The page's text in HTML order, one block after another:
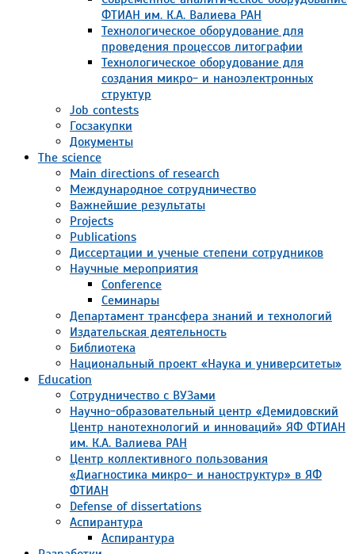
ФТИАН им. К.А. Валиева РАН
Технологическое оборудование для
проведения процессов литографии
Технологическое оборудование для
создания микро- и наноэлектронных
структур
Job contests
Госзакупки
Документы
The science
Main directions of research
Международное сотрудничество
Важнейшие результаты
Projects
Publications
Диссертации и ученые степени сотрудников
Научные мероприятия
Conference
Семинары
Департамент трансфера знаний и технологий
Издательская деятельность
Библиотека
Национальный проект «Наука и университеты»
Education
Сотрудничество с ВУЗами
Научно-образовательный центр «Демидовский
Центр нанотехнологий и инноваций» ЯФ ФТИАН
им. К.А. Валиева РАН
Центр коллективного пользования
«Диагностика микро- и наноструктур» в ЯФ
ФТИАН
Defense of dissertations
Аспирантура
Аспирантура